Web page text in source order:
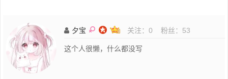
夕宝 关注： 0 粉丝： 53
这个人很懒，什么都没写